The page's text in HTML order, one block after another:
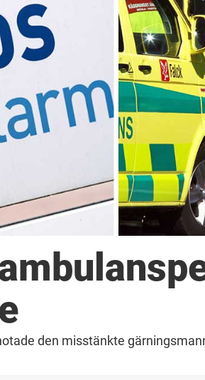
den misstänkte